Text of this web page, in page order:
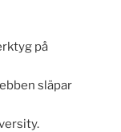
på
släpar